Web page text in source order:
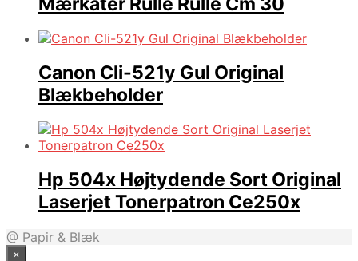
Canon Cli-521y Gul Original
Blækbeholder
Hp 504x Højtydende Sort Original
Laserjet Tonerpatron Ce250x
@ Papir & Blæk
×